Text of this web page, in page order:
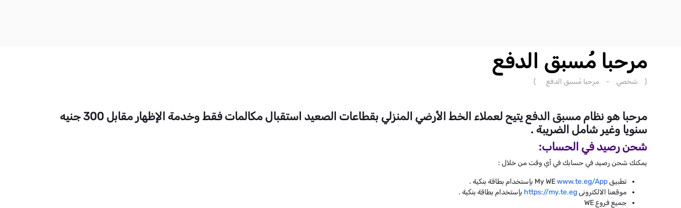
مرحبا مُسبق الدفع
( شخصي - مرحبا مُسبق الدفع )
مرحبا هو نظام مسبق الدفع يتيح لعملاء الخط الأرضي المنزلي بقطاعات الصعيد استقبال مكالمات فقط وخدمة الإظهار مقابل 300 جنيه
سنويا وغير شامل الضريبة .
شحن رصيد في الحساب:
يمكنك شحن رصيد في حسابك في أي وقت من خلال :
تطبيق My WEwww.te.eg/App
بإستخدام بطاقة بنكية .
موقعنا الالكترونىhttps://my.te.eg بإستخدام بطاقة بنكية .
جميع فروع WE